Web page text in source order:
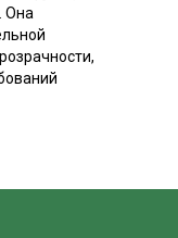
Она